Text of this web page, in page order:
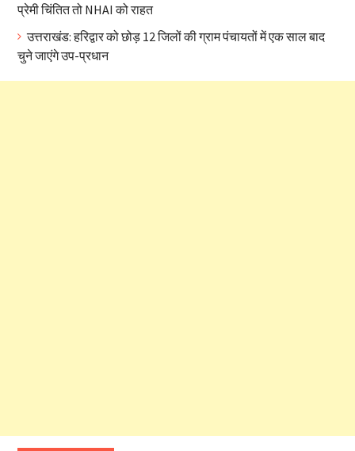
प्रेमी चिंतित तो NHAI को राहत
उत्तराखंड: हरिद्वार को छोड़ 12 जिलों की ग्राम पंचायतों में एक साल बाद
चुने जाएंगे उप-प्रधान